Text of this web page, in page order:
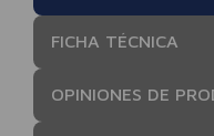
FICHA TÉCNICA
OPINIONES DE